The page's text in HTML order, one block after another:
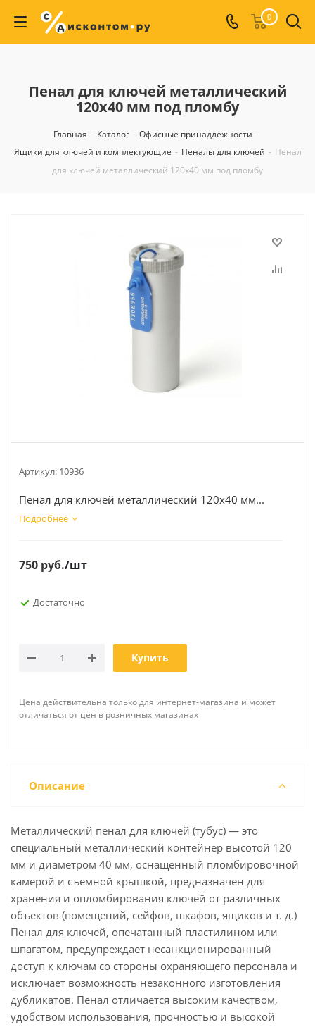
0
Пенал для ключей металлический
120х40 мм под пломбу
Главная - Каталог - Офисные принадлежности -
Ящики для ключей и комплектующие - Пеналы для ключей - Пенал
для ключей металлический 120х40 мм под пломбу
Артикул: 10936
Пенал для ключей металлический 120х40 мм...
Подробнее
750 руб./шт
Достаточно
Купить
Цена действительна только для интернет-магазина и может
отличаться от цен в розничных магазинах
Описание
Металлический пенал для ключей (тубус) — это
специальный металлический контейнер высотой 120
мм и диаметром 40 мм, оснащенный пломбировочной
камерой и съемной крышкой, предназначен для
хранения и опломбирования ключей от различных
объектов (помещений, сейфов, шкафов, ящиков и т. д.)
Пенал для ключей, опечатанный пластилином или
шпагатом, предупреждает несанкционированный
доступ к ключам со стороны охраняющего персонала и
исключает возможность незаконного изготовления
дубликатов. Пенал отличается высоким качеством,
удобством использования, прочностью и высокой